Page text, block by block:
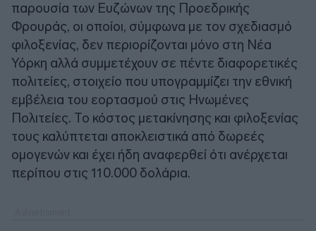
παρουσία των Ευζώνων της Προεδρικής
Φρουράς, οι οποίοι, σύμφωνα με τον σχεδιασμό
φιλοξενίας, δεν περιορίζονται μόνο στη Νέα
Υόρκη αλλά συμμετέχουν σε πέντε διαφορετικές
πολιτείες, στοιχείο που υπογραμμίζει την εθνική
εμβέλεια του εορτασμού στις Ηνωμένες
Πολιτείες. Το κόστος μετακίνησης και φιλοξενίας
τους καλύπτεται αποκλειστικά από δωρεές
ομογενών και έχει ήδη αναφερθεί ότι ανέρχεται
περίπου στις 110.000 δολάρια.